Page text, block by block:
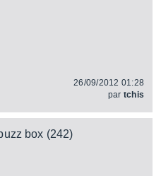
26/09/2012 01:28
par tchis
box (242)